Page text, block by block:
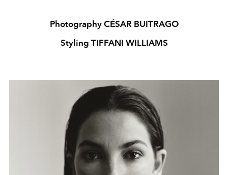
Photography CÉSAR BUITRAGO
Styling TIFFANI WILLIAMS